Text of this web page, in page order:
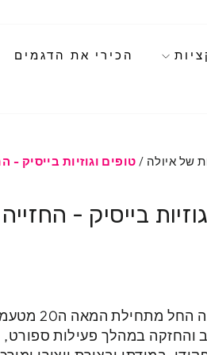
הכירי את הדגמים
של איולה / טופים וגוזיות בייסיק
בייסיק -
לבישת
והחזקה במהלך פעילות